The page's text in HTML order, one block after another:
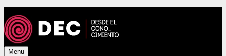
Menu